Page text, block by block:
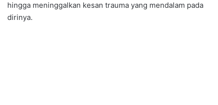
hingga meninggalkan kesan trauma yang mendalam pada
dirinya.